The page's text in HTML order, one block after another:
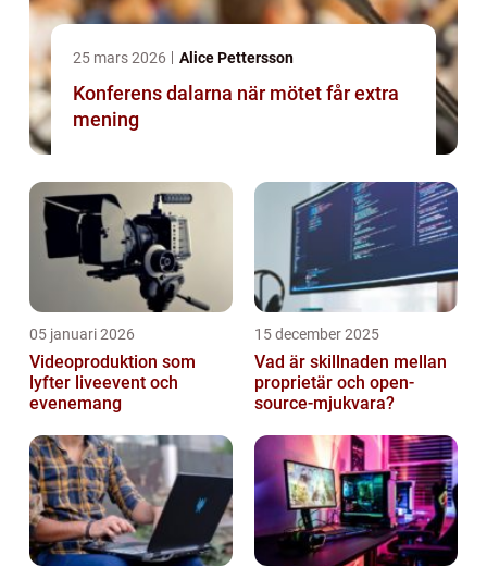
25 mars 2026 Alice Pettersson
Konferens dalarna när mötet får extra
mening
05 januari 2026
Videoproduktion som
lyfter liveevent och
evenemang
15 december 2025
Vad är skillnaden mellan
proprietär och open-
source-mjukvara?